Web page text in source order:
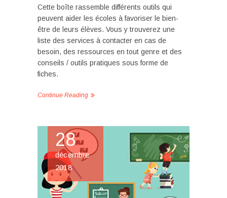
Cette boîte rassemble différents outils qui
peuvent aider les écoles à favoriser le bien-
être de leurs élèves. Vous y trouverez une
liste des services à contacter en cas de
besoin, des ressources en tout genre et des
conseils / outils pratiques sous forme de
fiches.
Continue Reading
28
décembre
2018